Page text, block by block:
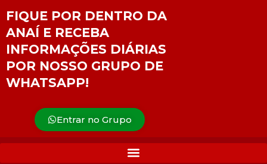
FIQUE POR DENTRO DA
ANAÍ E RECEBA
INFORMAÇÕES DIÁRIAS
POR NOSSO GRUPO DE
WHATSAPP!
Entrar no Grupo